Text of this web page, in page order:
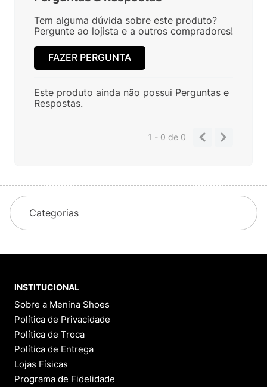
Tem alguma dúvida sobre este produto?
Pergunte ao lojista e a outros compradores!
FAZER PERGUNTA
Este produto ainda não possui Perguntas e
Respostas.
1 - 0de 0
Categorias
INSTITUCIONAL
Sobre a Menina Shoes
Política de Privacidade
Política de Troca
Política de Entrega
Lojas Físicas
Programa de Fidelidade